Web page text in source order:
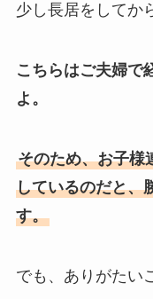
少し長居をしてか
こちらはご夫婦で
よ。
そのため、お子様
しているのだと、
す。
でも、ありがたい